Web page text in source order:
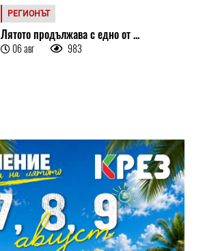
РЕГИОНЪТ
Лятото продължава с едно от ...
06 авг 983